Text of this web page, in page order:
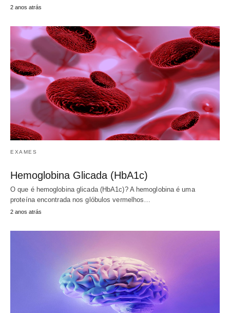
2 anos atrás
EXAMES
Hemoglobina Glicada (HbA1c)
O que é hemoglobina glicada (HbA1c)? A hemoglobina é uma
proteína encontrada nos glóbulos vermelhos…
2 anos atrás